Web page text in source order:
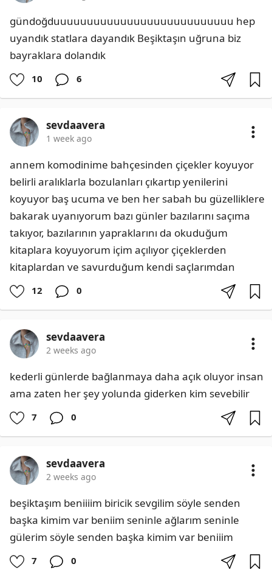
gündoğduuuuuuuuuuuuuuuuuuuuuuuuuuu hep
uyandık statlara dayandık Beşiktaşın uğruna biz
bayraklara dolandık
10 6
sevdaavera
1 week ago
annem komodinime bahçesinden çiçekler koyuyor
belirli aralıklarla bozulanları çıkartıp yenilerini
koyuyor baş ucuma ve ben her sabah bu güzelliklere
bakarak uyanıyorum bazı günler bazılarını saçıma
takıyor, bazılarının yapraklarını da okuduğum
kitaplara koyuyorum içim açılıyor çiçeklerden
kitaplardan ve savurduğum kendi saçlarımdan
12 0
sevdaavera
2 weeks ago
kederli günlerde bağlanmaya daha açık oluyor insan
ama zaten her şey yolunda giderken kim sevebilir
7 0
sevdaavera
2 weeks ago
beşiktaşım beniiiim biricik sevgilim söyle senden
başka kimim var beniim seninle ağlarım seninle
gülerim söyle senden başka kimim var beniiim
7 0